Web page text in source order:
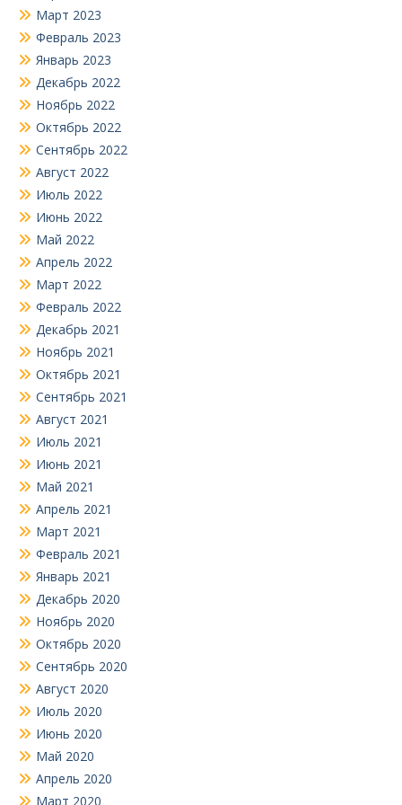
Март 2023
Февраль 2023
Январь 2023
Декабрь 2022
Ноябрь 2022
Октябрь 2022
Сентябрь 2022
Август 2022
Июль 2022
Июнь 2022
Май 2022
Апрель 2022
Март 2022
Февраль 2022
Декабрь 2021
Ноябрь 2021
Октябрь 2021
Сентябрь 2021
Август 2021
Июль 2021
Июнь 2021
Май 2021
Апрель 2021
Март 2021
Февраль 2021
Январь 2021
Декабрь 2020
Ноябрь 2020
Октябрь 2020
Сентябрь 2020
Август 2020
Июль 2020
Июнь 2020
Май 2020
Апрель 2020
Март 2020